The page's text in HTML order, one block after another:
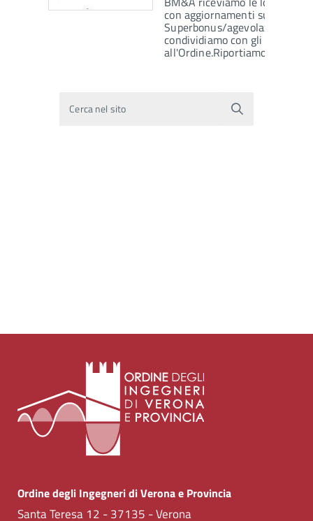
con aggiornamenti sul tema
Superbonus/agevolazioni
condividiamo con gli iscritti
all'Ordine.Riportiamo qui di…
Cerca nel sito
Ordine degli Ingegneri di Verona e Provincia
Santa Teresa 12 - 37135 - Verona